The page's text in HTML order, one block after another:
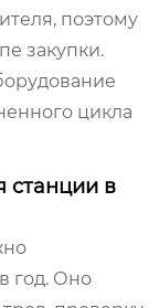
поэтому
закупки.
цикла
станции в
год. Оно